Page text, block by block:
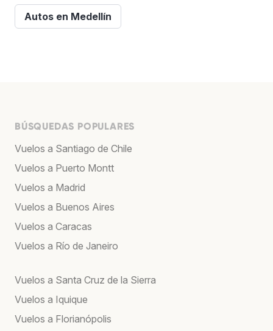
Autos en Medellín
BÚSQUEDAS POPULARES
Vuelos a Santiago de Chile
Vuelos a Puerto Montt
Vuelos a Madrid
Vuelos a Buenos Aires
Vuelos a Caracas
Vuelos a Río de Janeiro
Vuelos a Santa Cruz de la Sierra
Vuelos a Iquique
Vuelos a Florianópolis